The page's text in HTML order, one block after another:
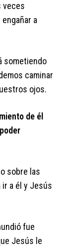
veces
a
sometiendo
caminar
ojos.
de él
sobre las
ir a él y Jesús
fue
Jesús le